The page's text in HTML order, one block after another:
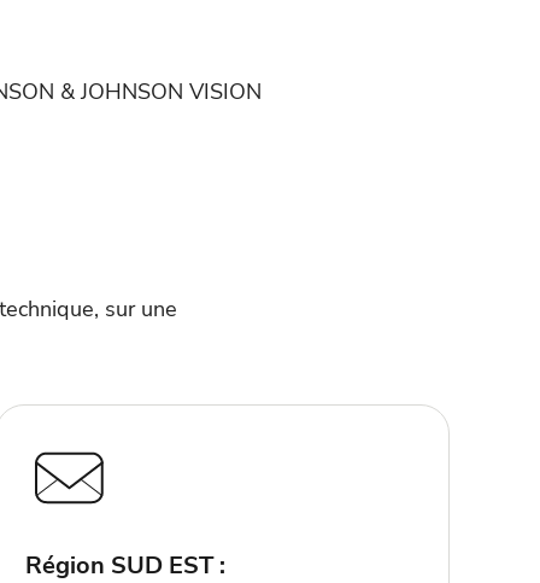
& JOHNSON VISION
sur une
Région SUD EST :